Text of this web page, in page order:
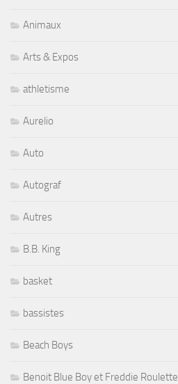
Animaux
Arts & Expos
athletisme
Aurelio
Auto
Autograf
Autres
B.B. King
basket
bassistes
Beach Boys
Benoit Blue Boy et Freddie Roulette